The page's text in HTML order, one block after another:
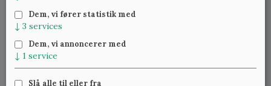
nye varer.
Dem, vi fører statistik med
↓ 3 services
Dem, vi annoncerer med
↓ 1 service
Slå alle til eller fra